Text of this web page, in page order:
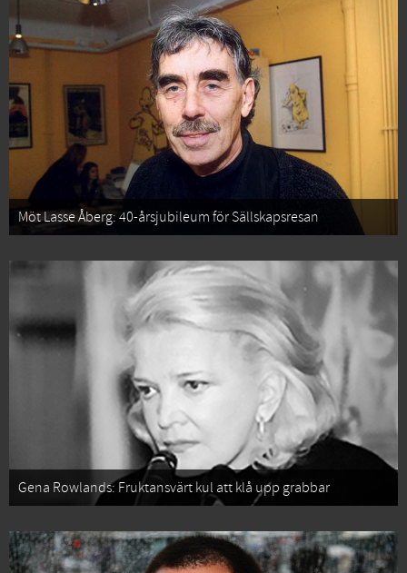
Möt Lasse Åberg: 40-årsjubileum för Sällskapsresan
Gena Rowlands: Fruktansvärt kul att klå upp grabbar